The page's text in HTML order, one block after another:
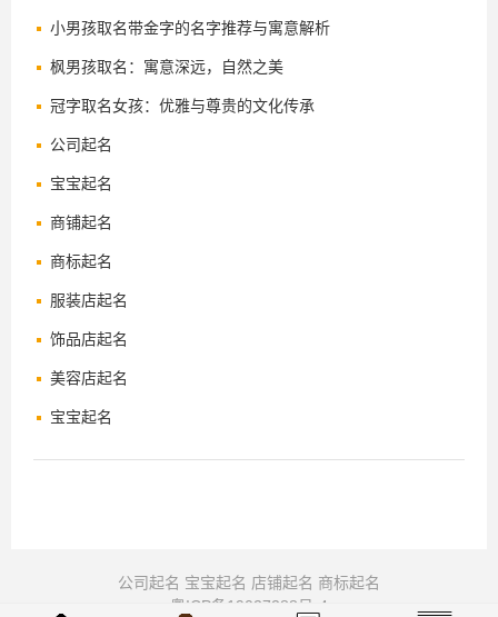
小男孩取名带金字的名字推荐与寓意解析
枫男孩取名：寓意深远，自然之美
冠字取名女孩：优雅与尊贵的文化传承
公司起名
宝宝起名
商铺起名
商标起名
服装店起名
饰品店起名
美容店起名
宝宝起名
公司起名 宝宝起名 店铺起名 商标起名
粤ICP备19027288号-4